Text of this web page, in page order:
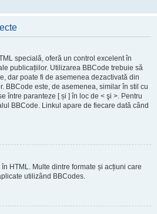
specială, oferă un control excelent în
publicațiilor. Utilizarea BBCode trebuie să
dar poate fi de asemenea dezactivată din
BBCode este, de asemenea, similar în stil cu
între paranteze [ și ] în loc de < şi >. Pentru
BBCode. Linkul apare de fiecare dată când
HTML. Multe dintre formate și acțiuni care
utilizând BBCodes.